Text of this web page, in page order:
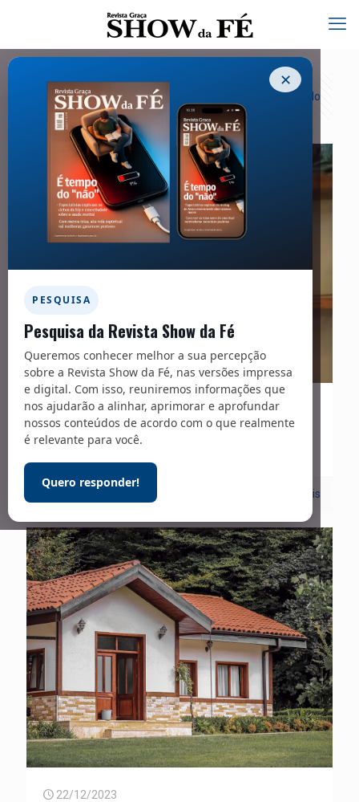
✕
PESQUISA
Pesquisa da Revista Show da Fé
Queremos conhecer melhor a sua percepção
sobre a Revista Show da Fé, nas versões impressa
e digital. Com isso, reuniremos informações que
nos ajudarão a alinhar, aprimorar e aprofundar
nossos conteúdos de acordo com o que realmente
é relevante para você.
Quero responder!
Categorias Tags Exibir tudo
22/12/2023
Entrevista – 293
Leia mais
22/12/2023